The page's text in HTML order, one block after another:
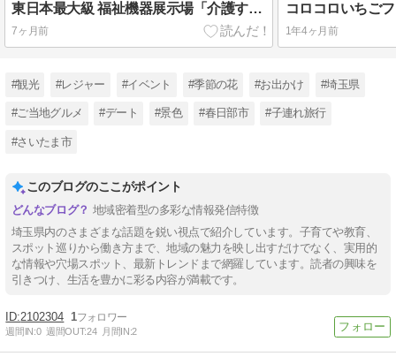
東日本最大級 福祉機器展示場「介護すまいる館」（埼玉県社会福祉協議会）
7ヶ月前 1年4ヶ月前
#観光 #レジャー #イベント #季節の花 #お出かけ #埼玉県
#ご当地グルメ #デート #景色 #春日部市 #子連れ旅行
#さいたま市
このブログのここがポイント
地域密着型の多彩な情報発信特徴
埼玉県内のさまざまな話題を鋭い視点で紹介しています。子育てや教育、
スポット巡りから働き方まで、地域の魅力を映し出すだけでなく、実用的
な情報や穴場スポット、最新トレンドまで網羅しています。読者の興味を
引きつけ、生活を豊かに彩る内容が満載です。
2102304 1
週間IN:0 週間OUT:24 月間IN:2